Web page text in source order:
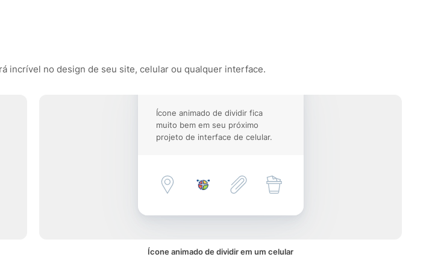
incrível no design de seu site, celular ou qualquer interface.
Ícone animado de dividir fica
muito bem em seu próximo
projeto de interface de celular.
Ícone animado de dividir em um celular